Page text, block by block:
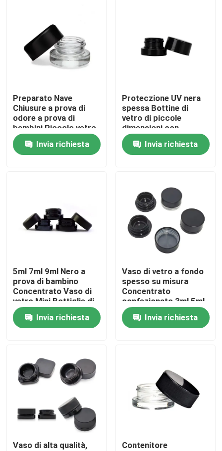
Video
Giro della fabbrica
Controllo di qualità
Notizie
Richieda una citazione
Barattoli di vetro del concentrato
Preparato Nave
Chiusure a prova di
odore a prova di
bambini Piccolo vetro
Concentrato di olio di
fiori Vaso all'ingrosso
Invia richiesta
Proteczione UV nera
spessa Bottine di
vetro di piccole
dimensioni con
coperchio 5 ml
Bottine di
concentrato
Invia richiesta
5ml 7ml 9ml Nero a
prova di bambino
Concentrato Vaso di
vetro Mini Bottiglie di
Crema Cosmetici
Contenitori neri Vaso
con coperchio
Invia richiesta
Vaso di vetro a fondo
spesso su misura
Concentrato
confezionato 3ml 5ml
7ml 9ml 15ml a prova
di bambiniInvia richiesta
Vaso di alta qualità,
Contenitore